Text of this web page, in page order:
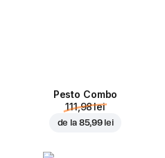
Pesto Combo
111,98 lei
de la 85,99 lei